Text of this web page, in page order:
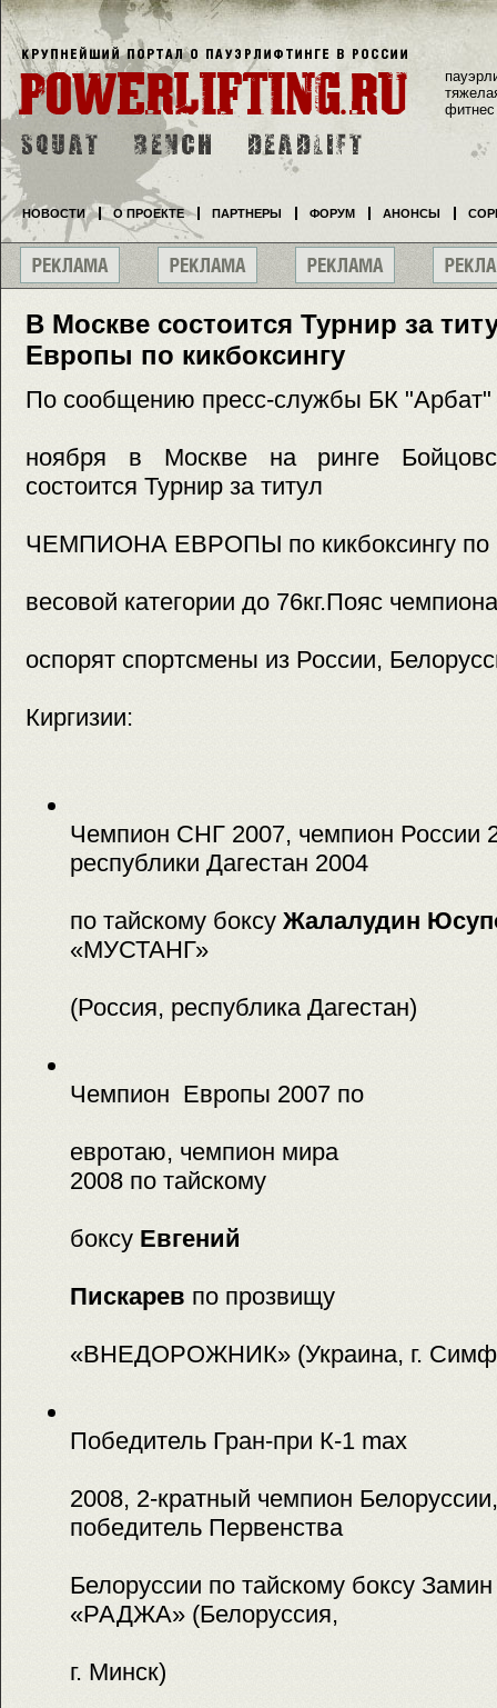
В Москве состоится Турнир за
Европы по кикбоксингу
По сообщению пресс-службы БК "Арбат"
ноября в Москве на ринге
состоится Турнир за титул
ЧЕМПИОНА ЕВРОПЫ по кикбоксингу по
весовой категории до 76кг.Пояс чемпиона
оспорят спортсмены из России,
Киргизии:
Чемпион СНГ 2007, чемпион России
республики Дагестан 2004
по тайскому боксу Жалалудин
«МУСТАНГ»
(Россия, республика Дагестан)
Чемпион Европы 2007 по
евротаю, чемпион мира
2008 по тайскому
боксу Евгений
Пискарев по прозвищу
«ВНЕДОРОЖНИК» (Украина, г.
Победитель Гран-при К-1 max
2008, 2-кратный чемпион
победитель Первенства
Белоруссии по тайскому боксу
«РАДЖА» (Белоруссия,
г. Минск)
фитнес
НОВОСТИ О ПРОЕКТЕ ПАРТНЕРЫ ФОРУМ АНОНСЫ